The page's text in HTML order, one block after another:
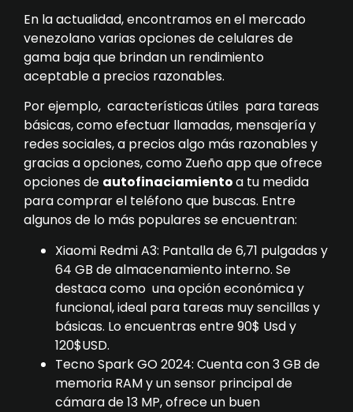
En la actualidad, encontramos en el mercado
venezolano varias opciones de celulares de
gama baja que brindan un rendimiento
aceptable a precios razonables.
Por ejemplo, características útiles para tareas
básicas, como efectuar llamadas, mensajería y
redes sociales, a precios algo más razonables y
gracias a opciones, como Zueño app que ofrece
opciones de autofinaciamientoa tu medida
para comprar el teléfono que buscas. Entre
algunos de lo más populares se encuentran:
Xiaomi Redmi A3: Pantalla de 6,71 pulgadas y
64 GB de almacenamiento interno. Se
destaca como una opción económica y
funcional, ideal para tareas muy sencillas y
básicas. Lo encuentras entre 90$ Usd y
120$USD.
Tecno Spark GO 2024: Cuenta con 3 GB de
memoria RAM y un sensor principal de
cámara de 13 MP, ofrece un buen